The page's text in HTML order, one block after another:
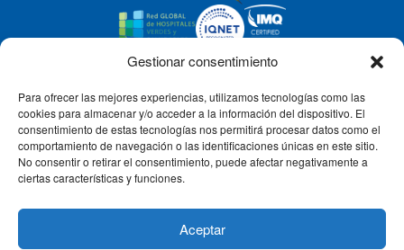
Gestionar consentimiento
Para ofrecer las mejores experiencias, utilizamos tecnologías como las
cookies para almacenar y/o acceder a la información del dispositivo. El
consentimiento de estas tecnologías nos permitirá procesar datos como el
comportamiento de navegación o las identificaciones únicas en este sitio.
No consentir o retirar el consentimiento, puede afectar negativamente a
ciertas características y funciones.
Aceptar
CLÍNICA CEMTRO
QUIÉNES SOMOS